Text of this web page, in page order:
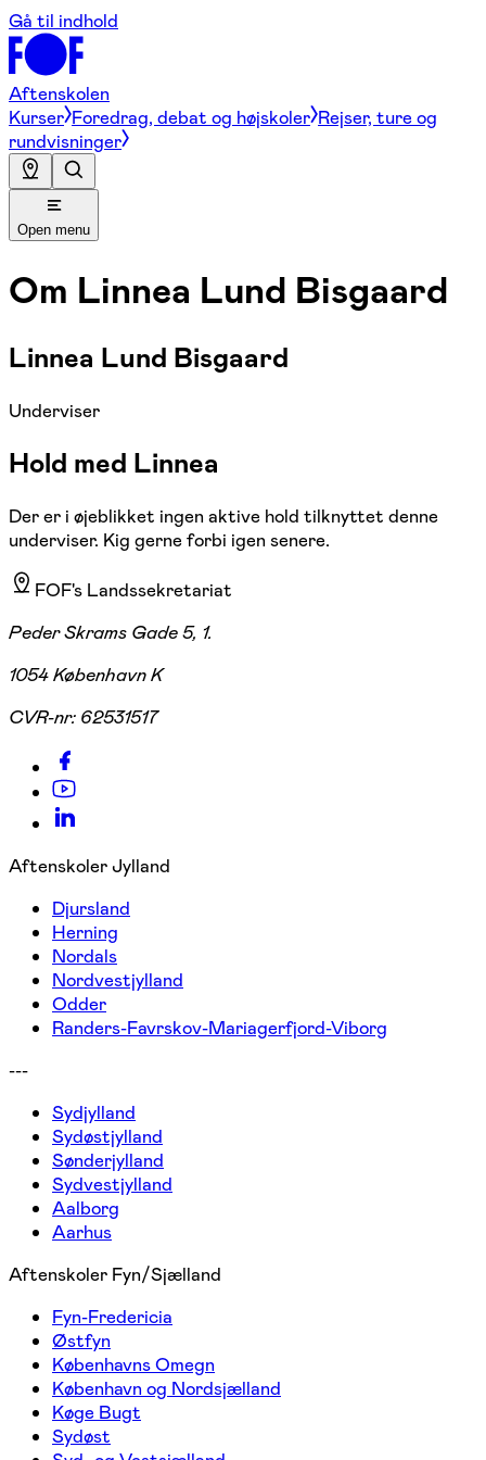
Gå til indhold
Aftenskolen
Kurser Foredrag, debat og højskoler Rejser, ture og
rundvisninger
Open menu
Om Linnea Lund Bisgaard
Linnea Lund Bisgaard
Underviser
Hold med Linnea
Der er i øjeblikket ingen aktive hold tilknyttet denne
underviser. Kig gerne forbi igen senere.
FOF's Landssekretariat
Peder Skrams Gade 5, 1.
1054 København K
CVR-nr: 62531517
Aftenskoler Jylland
Djursland
Herning
Nordals
Nordvestjylland
Odder
Randers-Favrskov-Mariagerfjord-Viborg
---
Sydjylland
Sydøstjylland
Sønderjylland
Sydvestjylland
Aalborg
Aarhus
Aftenskoler Fyn/Sjælland
Fyn-Fredericia
Østfyn
Københavns Omegn
København og Nordsjælland
Køge Bugt
Sydøst